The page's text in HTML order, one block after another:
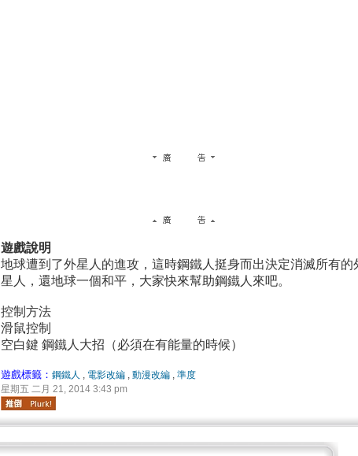
遊戲說明
地球遭到了外星人的進攻，這時鋼鐵人挺身而出決定消滅所有的
星人，還地球一個和平，大家快來幫助鋼鐵人來吧。
控制方法
滑鼠控制
空白鍵 鋼鐵人大招（必須在有能量的時候）
遊戲標籤： 鋼鐵人 , 電影改編 , 動漫改編 , 準度
星期五 二月 21, 2014 3:43 pm